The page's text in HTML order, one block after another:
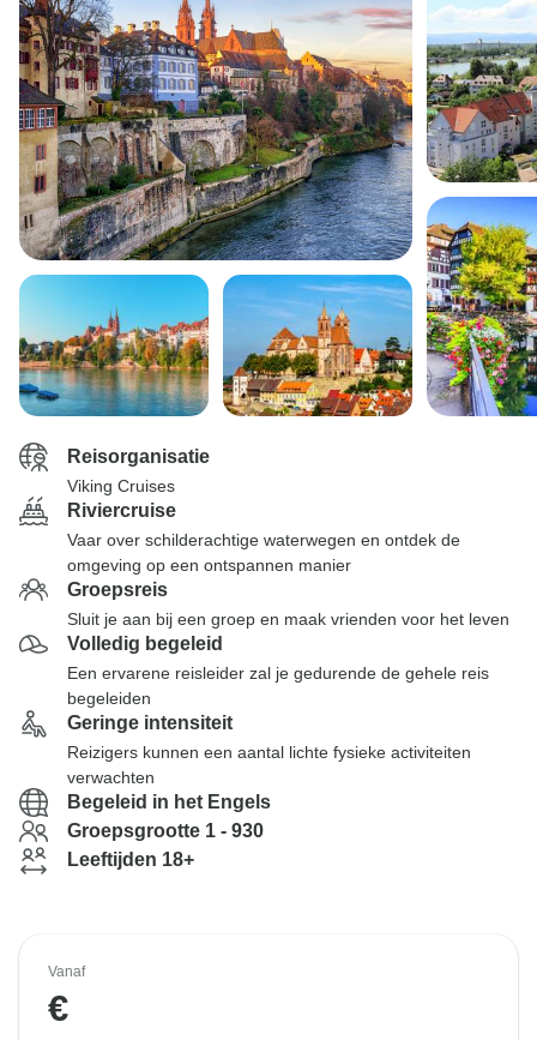
Reisorganisatie
Viking Cruises
Riviercruise
Vaar over schilderachtige waterwegen en ontdek de
omgeving op een ontspannen manier
Groepsreis
Sluit je aan bij een groep en maak vrienden voor het leven
Volledig begeleid
Een ervarene reisleider zal je gedurende de gehele reis
begeleiden
Geringe intensiteit
Reizigers kunnen een aantal lichte fysieke activiteiten
verwachten
Begeleid in het Engels
Groepsgrootte 1 - 930
Leeftijden 18+
Vanaf
€